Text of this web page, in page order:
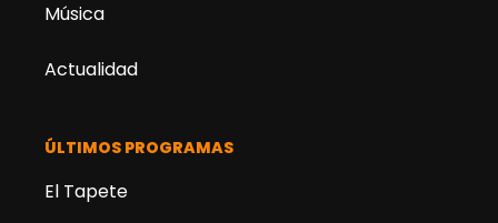
Música
Actualidad
ÚLTIMOS PROGRAMAS
El Tapete